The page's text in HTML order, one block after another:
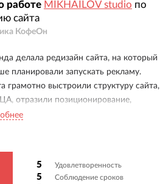
работе MIKHAILOV studio по
сайта
КофеОн
делала редизайн сайта, на который
планировали запускать рекламу.
грамотно выстроили структуру сайта,
отразили позиционирование,
современный дизайн и сохранили
5 Удовлетворенность
5 Соблюдение сроков